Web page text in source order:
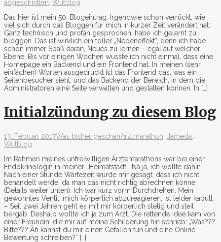
abgeschnitten Wutblog
Das hier ist mein 50. Blogeintrag. Irgendwie schon verrückt, wie
viel sich durch das Bloggen für mich in kurzer Zeit verändert hat:
Ganz technisch und profan gesprochen, habe ich gelernt zu
bloggen. Das ist wirklich ein toller „Nebeneffekt“, denn ich habe
schon immer Spaß daran, Neues zu lernen – egal auf welcher
Ebene. Bis vor einigen Wochen wusste ich nicht einmal, dass eine
Homepage ein Backend und ein Frontend hat. In meinen (sehr
einfachen) Worten ausgedrückt ist das Frontend das, was ein
Seitenbesucher sieht, und das Backend der Bereich, in dem die
Administratoren eine Seite verwalten und gestalten können. In […]
Initialzündung zu diesem Blog
13. Februar 2017Was bisher geschahArztmarathon Jameda
Wutblog
Im Rahmen meines unfreiwilligen Ärztemarathons war bei einer
Endokrinologin in meiner „Heimatstadt“. Na ja, ich wollte dahin.
Nach einer Stunde Wartezeit wurde mir gesagt, dass ich nicht
behandelt werde, da man das nicht richtig abrechnen könne
(Details weiter unten). Ich war kurz vorm Durchdrehen. Mein
gewohntes Ventil, mich körperlich abzureagieren, ist leider kaputt
– Seit zwei Jahren geht es mit mir körperlich stetig und steil
bergab. Deshalb wollte ich ja zum Arzt. Die rettende Idee kam von
einer Freundin, die mir auf meine Schilderung hin schrieb: „Was???
Bitte??? Äh kannst du mir einen Gefallen tun und eine Online
Bewertung schreiben?“ […]